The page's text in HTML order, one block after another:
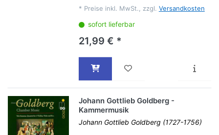
* Preise inkl. MwSt., zzgl. Versandkosten
sofort lieferbar
21,99 € *
Johann Gottlieb Goldberg -
Kammermusik
Johann Gottlieb Goldberg (1727-1756)